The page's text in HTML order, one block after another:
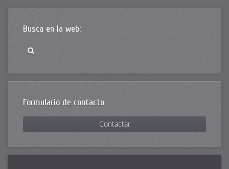
Busca en la web:
Formulario de contacto
Contactar